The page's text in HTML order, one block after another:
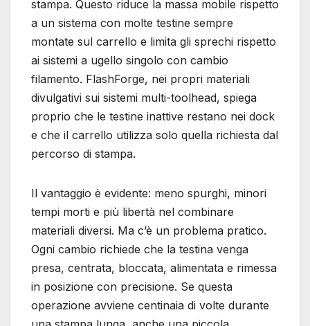
stampa. Questo riduce la massa mobile rispetto
a un sistema con molte testine sempre
montate sul carrello e limita gli sprechi rispetto
ai sistemi a ugello singolo con cambio
filamento. FlashForge, nei propri materiali
divulgativi sui sistemi multi-toolhead, spiega
proprio che le testine inattive restano nei dock
e che il carrello utilizza solo quella richiesta dal
percorso di stampa.
Il vantaggio è evidente: meno spurghi, minori
tempi morti e più libertà nel combinare
materiali diversi. Ma c’è un problema pratico.
Ogni cambio richiede che la testina venga
presa, centrata, bloccata, alimentata e rimessa
in posizione con precisione. Se questa
operazione avviene centinaia di volte durante